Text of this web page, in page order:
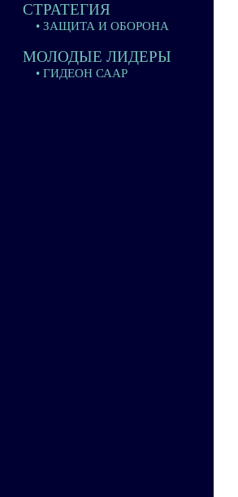
СТРАТЕГИЯ
• ЗАЩИТА И ОБОРОНА
МОЛОДЫЕ ЛИДЕРЫ
• ГИДЕОН СААР